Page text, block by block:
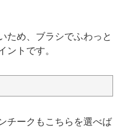
ため、ブラシでふわっと
トです。
チークもこちらを選べば